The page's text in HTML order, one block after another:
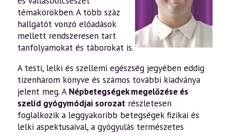
témakörökben. A több száz
hallgatót vonzó előadások
mellett rendszeresen tart
tanfolyamokat és táborokat is.
A testi, lelki és szellemi egészség jegyében eddig
tizenhárom könyve és számos további kiadványa
jelent meg. A Népbetegségek megelőzése és
szelíd gyógymódjai sorozat részletesen
foglalkozik a leggyakoribb betegségek fizikai és
lelki aspektusaival, a gyógyulás természetes